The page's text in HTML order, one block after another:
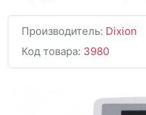
Производитель: Dixion
Код товара: 3980